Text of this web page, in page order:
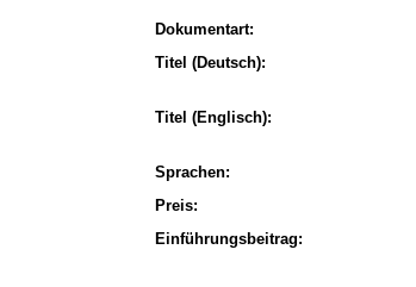
Dokumentart:
Titel (Deutsch):
Titel (Englisch):
Sprachen:
Preis:
Einführungsbeitrag: